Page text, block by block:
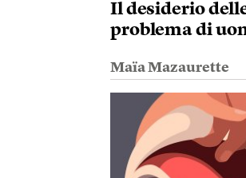
Il desiderio
problema di
Maïa Mazaurette